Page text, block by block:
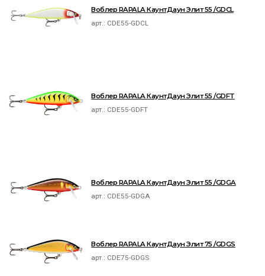
Воблер RAPALA КаунтДаун Элит 55 /GDCL
арт.: CDE55-GDCL
Воблер RAPALA КаунтДаун Элит 55 /GDFT
арт.: CDE55-GDFT
Воблер RAPALA КаунтДаун Элит 55 /GDGA
арт.: CDE55-GDGA
Воблер RAPALA КаунтДаун Элит 75 /GDGS
арт.: CDE75-GDGS